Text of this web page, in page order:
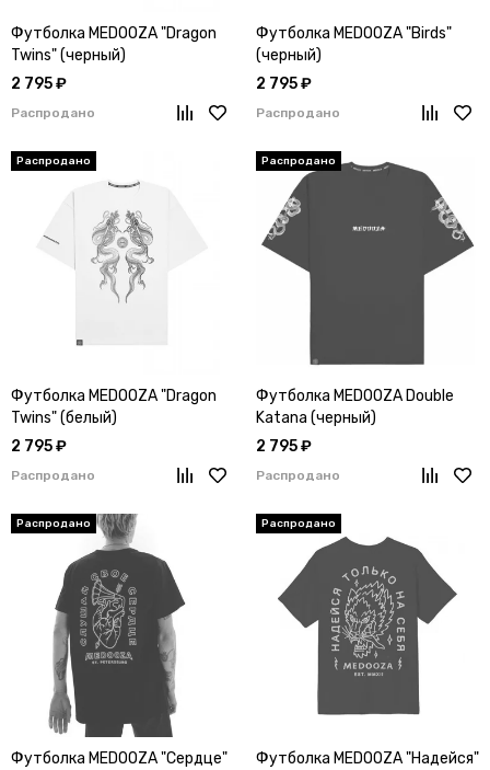
Футболка MEDOOZA "Dragon
Twins" (черный)
2 795 ₽
Распродано
Футболка MEDOOZA "Birds"
(черный)
2 795 ₽
Распродано
Футболка MEDOOZA "Dragon
Twins" (белый)
2 795 ₽
Распродано
Футболка MEDOOZA Double
Katana (черный)
2 795 ₽
Распродано
Футболка MEDOOZA "Сердце"
Футболка MEDOOZA "Надейся"